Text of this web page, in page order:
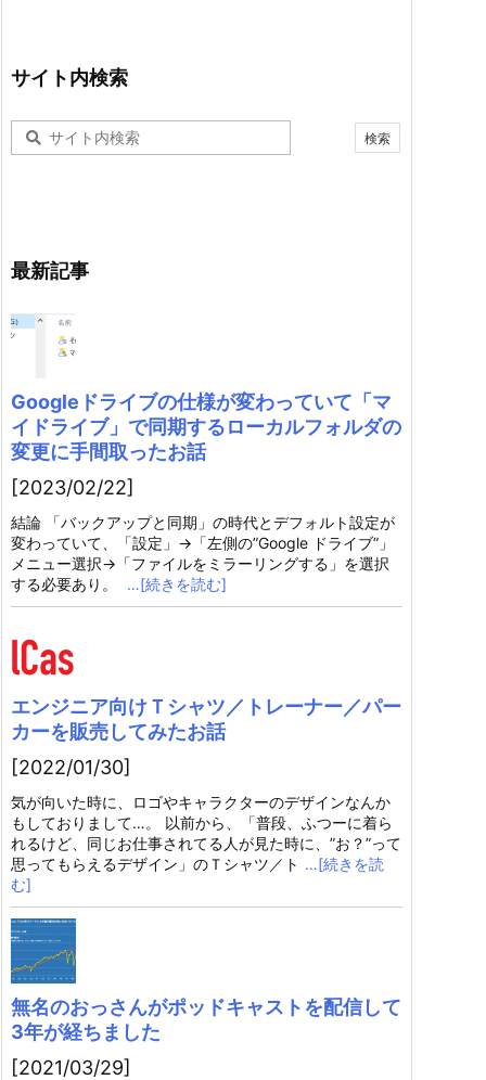
サイト内検索
最新記事
Googleドライブの仕様が変わっていて「マ
イドライブ」で同期するローカルフォルダの
変更に手間取ったお話
[2023/02/22]
結論 「バックアップと同期」の時代とデフォルト設定が
変わっていて、「設定」→「左側の”Google ドライブ”」
メニュー選択→「ファイルをミラーリングする」を選択
する必要あり。
…[続きを読む]
エンジニア向けＴシャツ／トレーナー／パー
カーを販売してみたお話
[2022/01/30]
気が向いた時に、ロゴやキャラクターのデザインなんか
もしておりまして…。 以前から、「普段、ふつーに着ら
れるけど、同じお仕事されてる人が見た時に、”お？”って
思ってもらえるデザイン」のＴシャツ／ト …[続きを読
む]
無名のおっさんがポッドキャストを配信して
3年が経ちました
[2021/03/29]